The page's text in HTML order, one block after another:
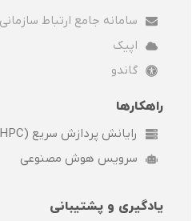
d
i
n
t
t
e
r
o
سامانه جامع ارتباط سازمانی توکا
اپیک
گاندو
راهکارها
رایانش پردازش سریع (HPC)
سرویس هوش مصنوعی
یادگیری و پشتیبانی